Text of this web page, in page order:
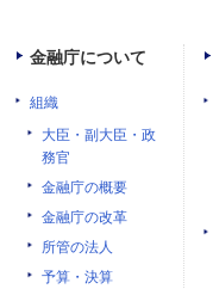
金融庁について
組織
大臣・副大臣・政
務官
金融庁の概要
金融庁の改革
所管の法人
予算・決算